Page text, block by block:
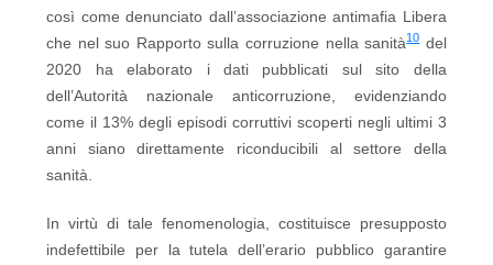
così come denunciato dall’associazione antimafia Libera
che nel suo Rapporto sulla corruzione nella sanità10del
2020 ha elaborato i dati pubblicati sul sito della
dell’Autorità nazionale anticorruzione, evidenziando
come il 13% degli episodi corruttivi scoperti negli ultimi 3
anni siano direttamente riconducibili al settore della
sanità.
In virtù di tale fenomenologia, costituisce presupposto
indefettibile per la tutela dell’erario pubblico garantire